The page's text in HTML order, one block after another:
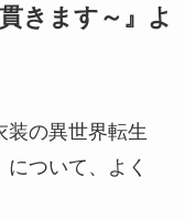
きます～』よ
装の異世界転生
ついて、よく